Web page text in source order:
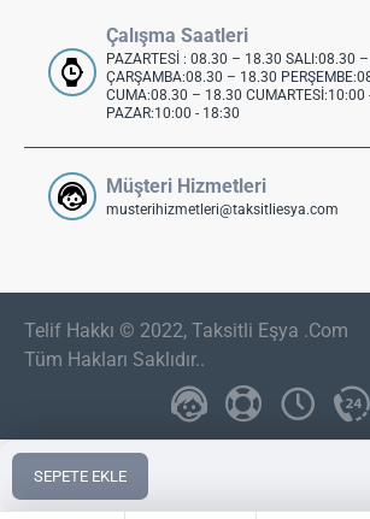
SEPETE EKLE
Çalışma Saatleri
PAZARTESİ : 08.30 – 18.30 SALI:08.30
ÇARŞAMBA:08.30 – 18.30
CUMA:08.30 – 18.30 CUMARTESİ:10:00
PAZAR:10:00 - 18:30
Müşteri Hizmetleri
musterihizmetleri@taksitliesya.com
Telif Hakkı © 2022, Taksitli Eşya .Com
Tüm Hakları Saklıdır..